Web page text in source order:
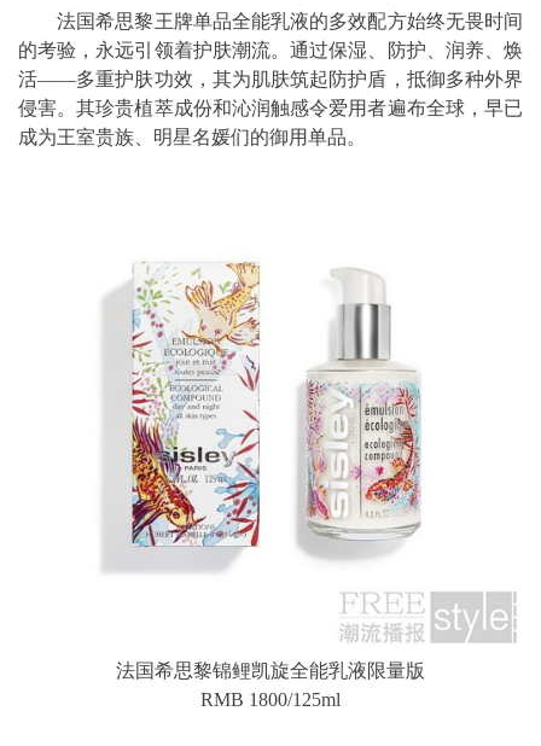
法国希思黎王牌单品全能乳液的多效配方始终无畏时间
的考验，永远引领着护肤潮流。通过保湿、防护、润养、焕
活——多重护肤功效，其为肌肤筑起防护盾，抵御多种外界
侵害。其珍贵植萃成份和沁润触感令爱用者遍布全球，早已
成为王室贵族、明星名媛们的御用单品。
法国希思黎锦鲤凯旋全能乳液限量版
RMB 1800/125ml